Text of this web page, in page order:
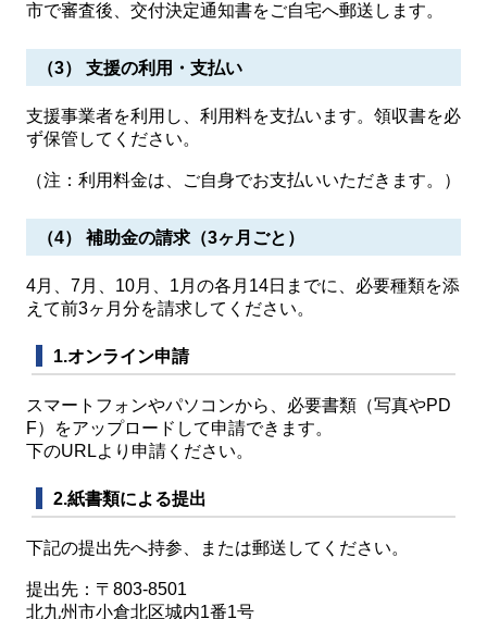
市で審査後、交付決定通知書をご自宅へ郵送します。
（3） 支援の利用・支払い
支援事業者を利用し、利用料を支払います。領収書を必
ず保管してください。
（注：利用料金は、ご自身でお支払いいただきます。）
（4） 補助金の請求（3ヶ月ごと）
4月、7月、10月、1月の各月14日までに、必要種類を添
えて前3ヶ月分を請求してください。
1.オンライン申請
スマートフォンやパソコンから、必要書類（写真やPD
F）をアップロードして申請できます。
下のURLより申請ください。
2.紙書類による提出
下記の提出先へ持参、または郵送してください。
提出先：〒803-8501
北九州市小倉北区城内1番1号